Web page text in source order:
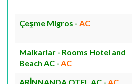
Çeşme Migros - AC
Malkarlar - Rooms Hotel and
Beach AC - AC
ARİNNANDA OTEL AC - AC